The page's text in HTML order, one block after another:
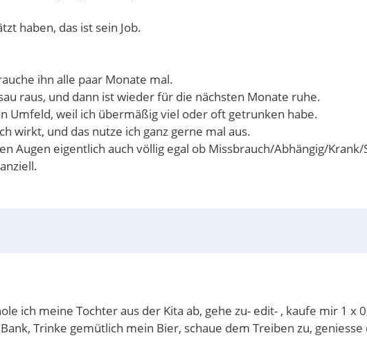
haben, das ist sein Job.
ihn alle paar Monate mal.
raus, und dann ist wieder für die nächsten Monate ruhe.
Umfeld, weil ich übermäßig viel oder oft getrunken habe.
wirkt, und das nutze ich ganz gerne mal aus.
Augen eigentlich auch völlig egal ob Missbrauch/Abhängig/
ich meine Tochter aus der Kita ab, gehe zu- edit- , kaufe mir 1 x
Trinke gemütlich mein Bier, schaue dem Treiben zu,